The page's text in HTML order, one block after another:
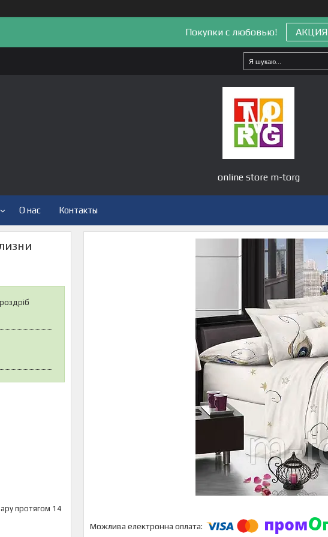
Покупки с любовью! АКЦИЯ
online store m-torg
О нас Контакты
протягом 14